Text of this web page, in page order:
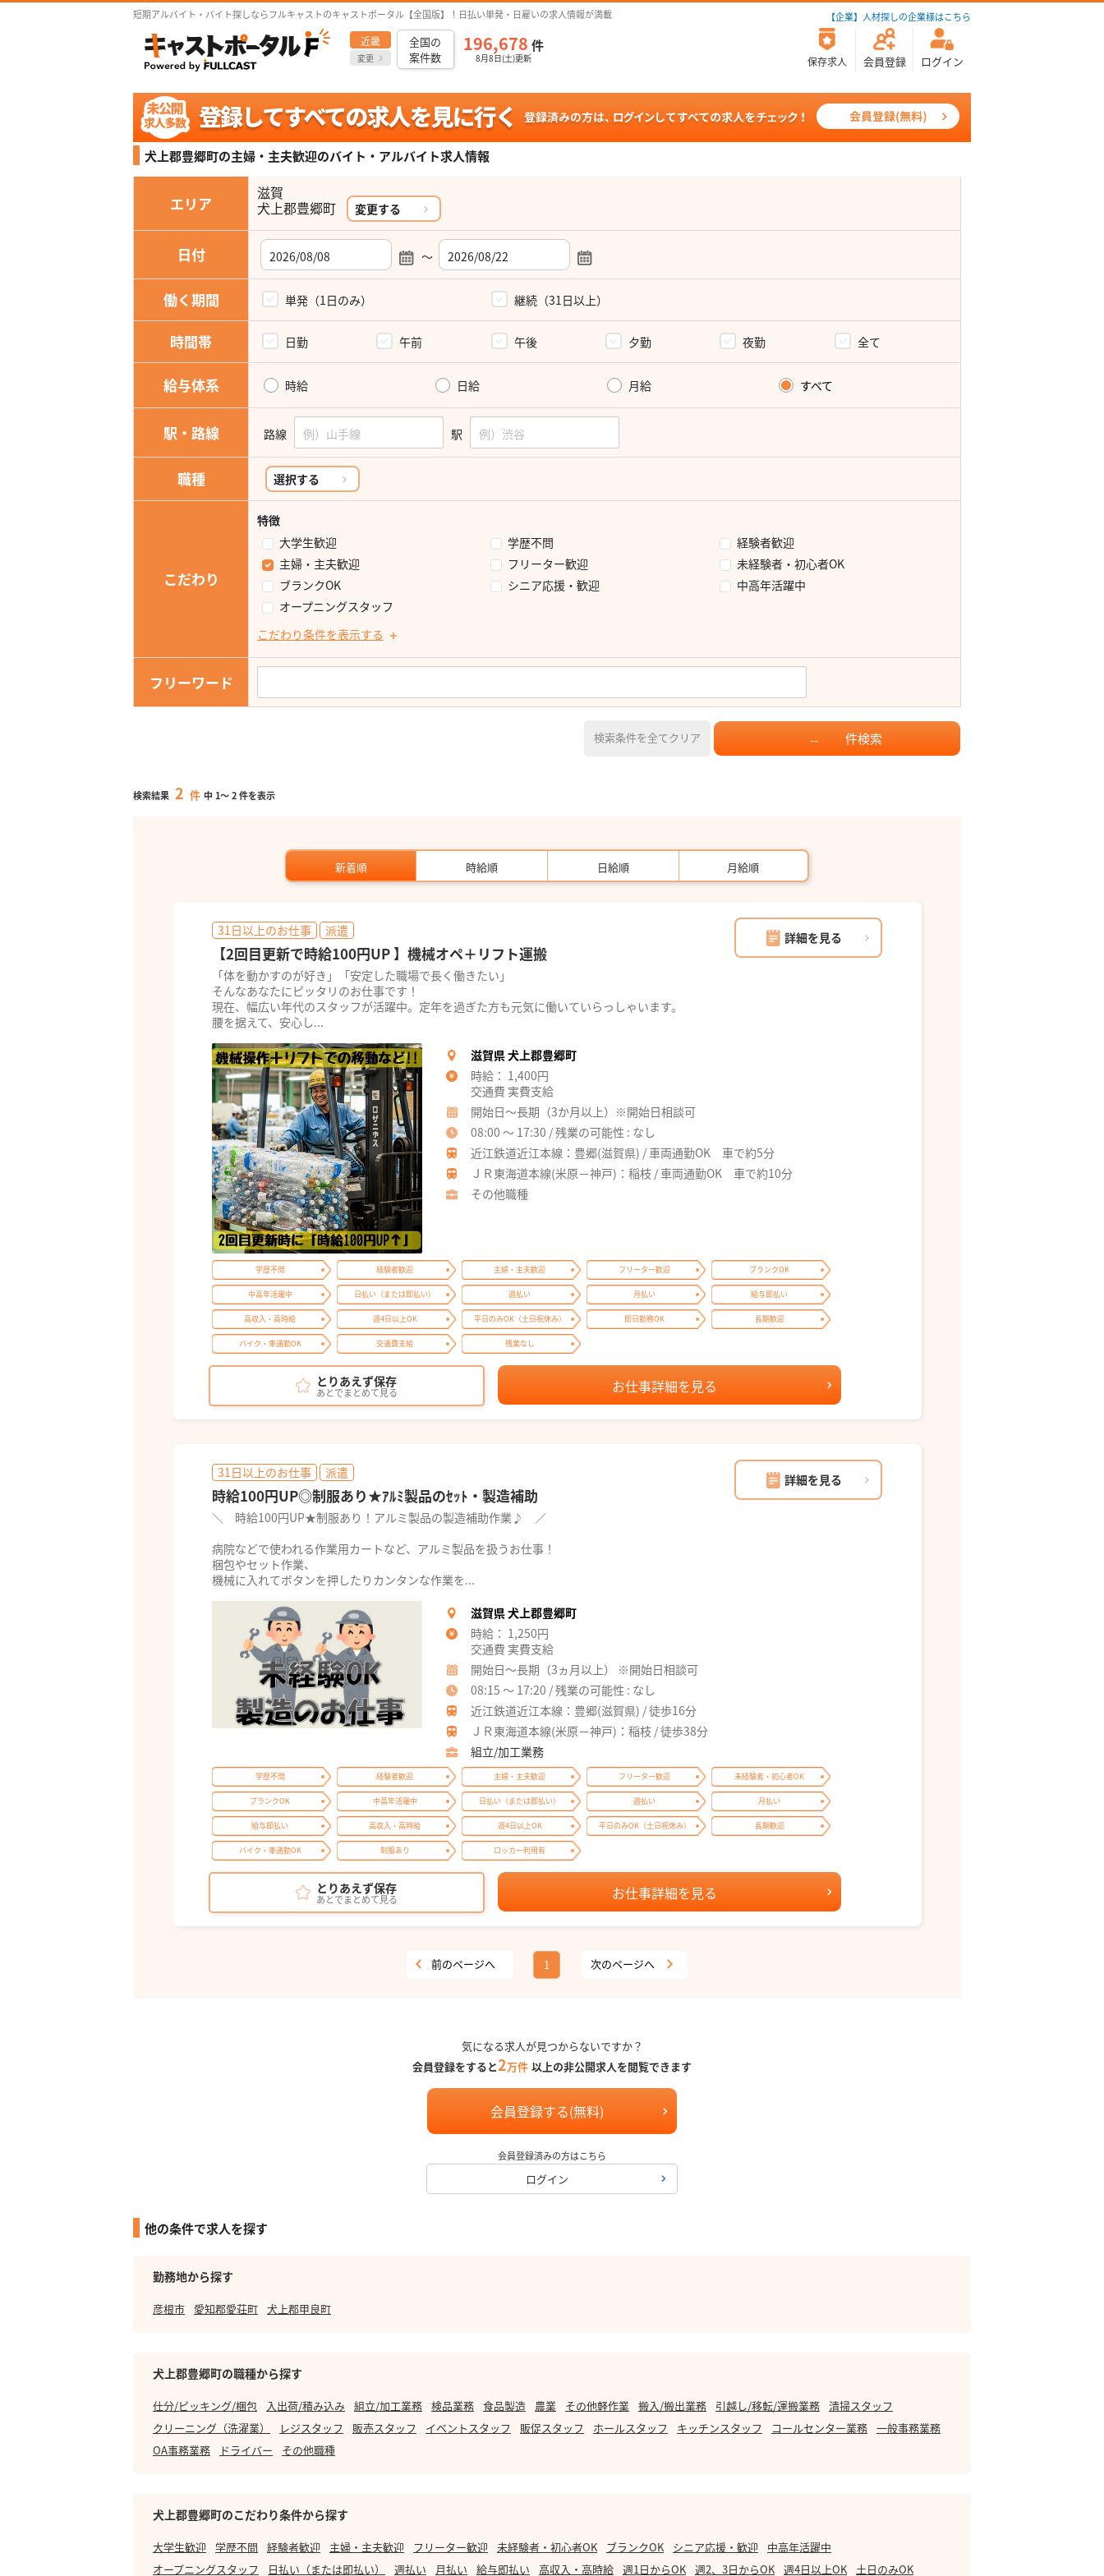
短期アルバイト・バイト探しならフルキャストのキャストポータル【全国版】！日払い単発・日雇いの求人情報が満載 【企業】人材探しの企業様はこちら
近畿
変更
全国の
案件数
196,678 件
8月8日(土)更新 保存求人 会員登録 ログイン
犬上郡豊郷町の主婦・主夫歓迎のバイト・アルバイト求人情報
エリア
滋賀
犬上郡豊郷町 変更する
日付 ～
働く期間 単発（1日のみ） 継続（31日以上）
時間帯 日勤 午前 午後 夕勤 夜勤 全て
給与体系 時給 日給 月給 すべて
駅・路線 路線 駅
職種 選択する
こだわり
特徴
大学生歓迎
学歴不問
経験者歓迎
主婦・主夫歓迎
フリーター歓迎
未経験者・初心者OK
ブランクOK
シニア応援・歓迎
中高年活躍中
オープニングスタッフ
こだわり条件を表示する
フリーワード
検索条件を全てクリア -- 件検索
検索結果 2 件 中 1～2件を表示
新着順 時給順 日給順 月給順
31日以上のお仕事 派遣 詳細を見る
【2回目更新で時給100円UP 】機械オペ＋リフト運搬
「体を動かすのが好き」「安定した職場で長く働きたい」
そんなあなたにピッタリのお仕事です！
現在、幅広い年代のスタッフが活躍中。定年を過ぎた方も元気に働いていらっしゃいます。
腰を据えて、安心し...
滋賀県 犬上郡豊郷町
時給： 1,400円
交通費 実費支給
開始日～長期（3か月以上）※開始日相談可
08:00 ～ 17:30 / 残業の可能性 : なし
近江鉄道近江本線：豊郷(滋賀県) / 車両通勤OK 車で約5分
ＪＲ東海道本線(米原－神戸)：稲枝 / 車両通勤OK 車で約10分
その他職種
学歴不問 経験者歓迎 主婦・主夫歓迎 フリーター歓迎 ブランクOK
中高年活躍中 日払い（または即払い） 週払い 月払い 給与即払い
高収入・高時給 週4日以上OK 平日のみOK（土日祝休み） 即日勤務OK 長期歓迎
バイク・車通勤OK 交通費支給 残業なし
とりあえず保存
あとでまとめて見る お仕事詳細を見る
31日以上のお仕事 派遣 詳細を見る
時給100円UP◎制服あり★ｱﾙﾐ製品のｾｯﾄ・製造補助
＼ 時給100円UP★制服あり！アルミ製品の製造補助作業♪ ／
病院などで使われる作業用カートなど、アルミ製品を扱うお仕事！
梱包やセット作業、
機械に入れてボタンを押したりカンタンな作業を...
滋賀県 犬上郡豊郷町
時給： 1,250円
交通費 実費支給
開始日～長期（3ヵ月以上） ※開始日相談可
08:15 ～ 17:20 / 残業の可能性 : なし
近江鉄道近江本線：豊郷(滋賀県) / 徒歩16分
ＪＲ東海道本線(米原－神戸)：稲枝 / 徒歩38分
組立/加工業務
学歴不問 経験者歓迎 主婦・主夫歓迎 フリーター歓迎 未経験者・初心者OK
ブランクOK 中高年活躍中 日払い（または即払い） 週払い 月払い
給与即払い 高収入・高時給 週4日以上OK 平日のみOK（土日祝休み） 長期歓迎
バイク・車通勤OK 制服あり ロッカー利用有
とりあえず保存
あとでまとめて見る お仕事詳細を見る
前のページへ 1 次のページへ
気になる求人が見つからないですか？
会員登録をすると2万件 以上の非公開求人を閲覧できます
会員登録する(無料)
会員登録済みの方はこちら
ログイン
他の条件で求人を探す
勤務地から探す
彦根市 愛知郡愛荘町 犬上郡甲良町
犬上郡豊郷町の職種から探す
仕分/ピッキング/梱包 入出荷/積み込み 組立/加工業務 検品業務 食品製造 農業 その他軽作業 搬入/搬出業務 引越し/移転/運搬業務 清掃スタッフ
クリーニング（洗濯業）
レジスタッフ 販売スタッフ イベントスタッフ 販促スタッフ ホールスタッフ キッチンスタッフ コールセンター業務 一般事務業務
OA事務業務
ドライバー その他職種
犬上郡豊郷町のこだわり条件から探す
大学生歓迎 学歴不問 経験者歓迎 主婦・主夫歓迎 フリーター歓迎 未経験者・初心者OK ブランクOK シニア応援・歓迎
中高年活躍中
オープニングスタッフ
日払い（または即払い） 週払い 月払い 給与即払い 高収入・高時給 週1日からOK 週2、3日からOK 週4日以上OK 土日のみOK